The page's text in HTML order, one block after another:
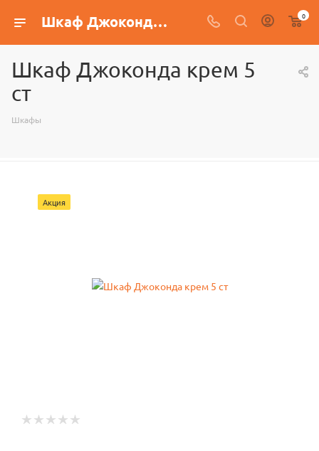
Шкаф Джоконда крем 5 ст 0
Шкаф Джоконда крем 5
ст
Шкафы
Акция